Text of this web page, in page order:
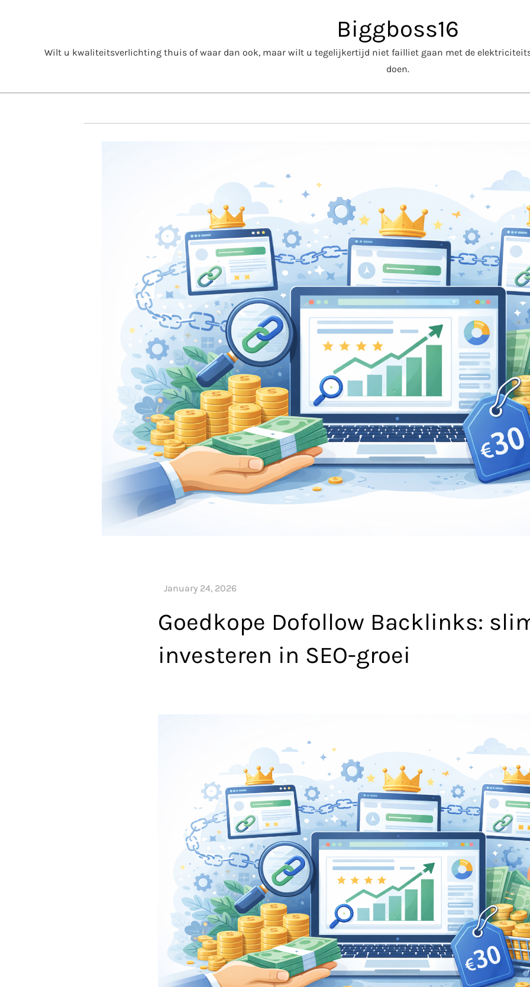
Biggboss16
Wilt u kwaliteitsverlichting thuis of waar dan ook, maar wilt u tegelijkertijd niet failliet gaan met de
doen.
Goedkope Dofollow Backlinks:
investeren in SEO-groei